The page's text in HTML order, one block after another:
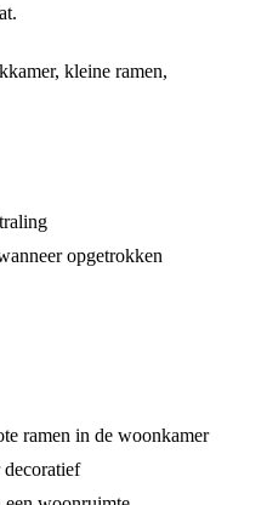
kleine ramen,
opgetrokken
ramen in de woonkamer